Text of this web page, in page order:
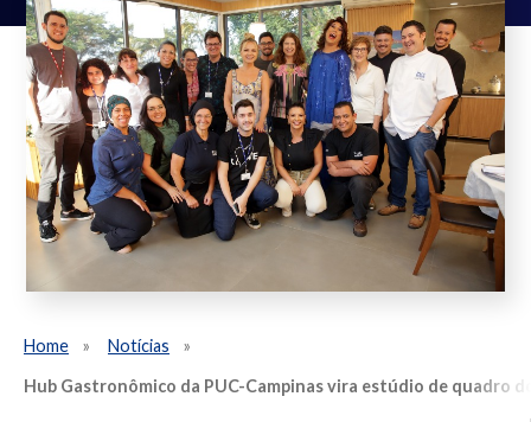
Home
Notícias
Hub Gastronômico da PUC-Campinas vira estúdio de quadro